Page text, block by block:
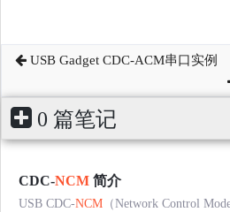
USB Gadget CDC-ACM串口实例
0 篇笔记
CDC-NCM 简介
USB CDC-NCM （Network Control